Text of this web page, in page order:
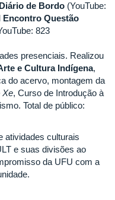
de Bordo (YouTube:
Encontro Questão
823
presenciais. Realizou
e Cultura Indígena,
do acervo, montagem da
Xe, Curso de Introdução à
Total de público:
atividades culturais
e suas divisões ao
da UFU com a